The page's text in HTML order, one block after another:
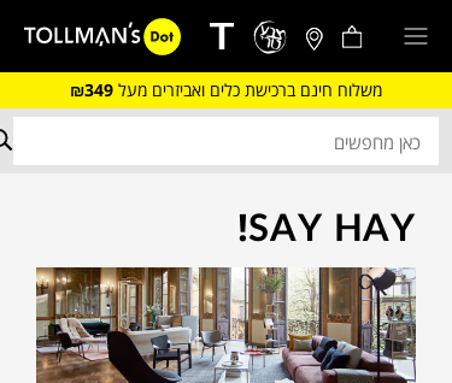
משלוח חינם ברכישת כלים ואביזרים מעל ₪349
SAY HAY!